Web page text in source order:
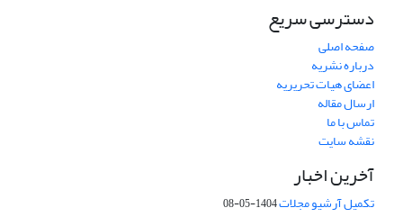
دسترسی سریع
صفحه اصلی
درباره نشریه
اعضای هیات تحریریه
ارسال مقاله
تماس با ما
نقشه سایت
آخرین اخبار
تکمیل آرشیو مجلات1404-05-08